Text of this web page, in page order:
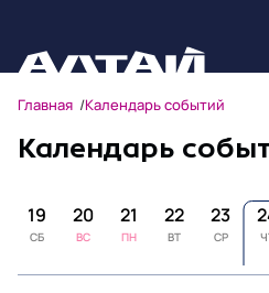
Главная Календарь событий
Календарь
19
СБ
20
ВС
21
ПН
22
ВТ
23
СР